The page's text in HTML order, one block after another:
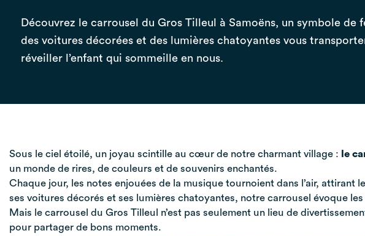
Découvrez le carrousel du Gros Tilleul à Samoëns, un symbole
des voitures décorées et des lumières chatoyantes vous
réveiller l’enfant qui sommeille en nous.
Sous le ciel étoilé, un joyau scintille au cœur de notre charmant village : le
un monde de rires, de couleurs et de souvenirs enchantés.
Chaque jour, les notes enjouées de la musique tournoient dans l’air,
ses voitures décorés et ses lumières chatoyantes, notre carrousel évoque
Mais le carrousel du Gros Tilleul n’est pas seulement un lieu de
pour partager de bons moments.